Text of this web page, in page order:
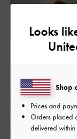
Looks
Shop
Prices and
Orders placed
delivered